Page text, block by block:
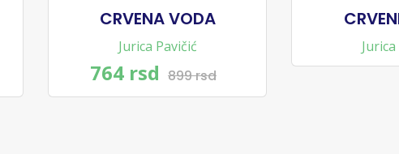
CRVENA VODA
Jurica Pavičić
764 rsd 899 rsd